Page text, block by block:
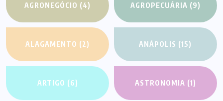
AGRONEGÓCIO (4) AGROPECUÁRIA (9)
ALAGAMENTO (2) ANÁPOLIS (15)
ARTIGO (6) ASTRONOMIA (1)